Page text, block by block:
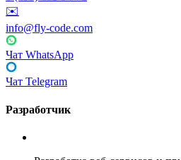
✉️
info@fly-code.com
Чат WhatsApp
Чат Telegram
Разработчик